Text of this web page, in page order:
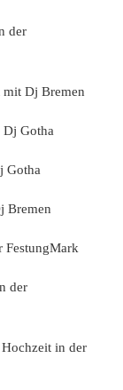
der
mit Dj Bremen
Gotha
Gotha
Bremen
FestungMark
der
in der